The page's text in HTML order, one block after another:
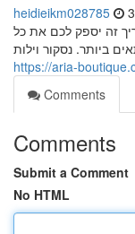
heidieikm028785
זה יספק לכם את כל
ביותר. נסקור וילות
https://aria-
Comments
Comments
Submit a Comment
No HTML